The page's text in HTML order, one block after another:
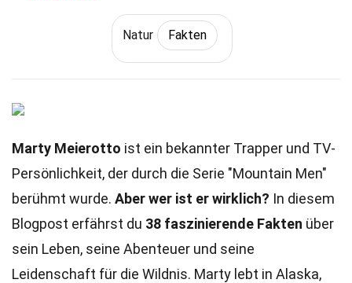
Natur Fakten
Marty Meierotto ist ein bekannter Trapper und TV-
Persönlichkeit, der durch die Serie "Mountain Men"
berühmt wurde. Aber wer ist er wirklich? In diesem
Blogpost erfährst du 38 faszinierende Fakten über
sein Leben, seine Abenteuer und seine
Leidenschaft für die Wildnis. Marty lebt in Alaska,